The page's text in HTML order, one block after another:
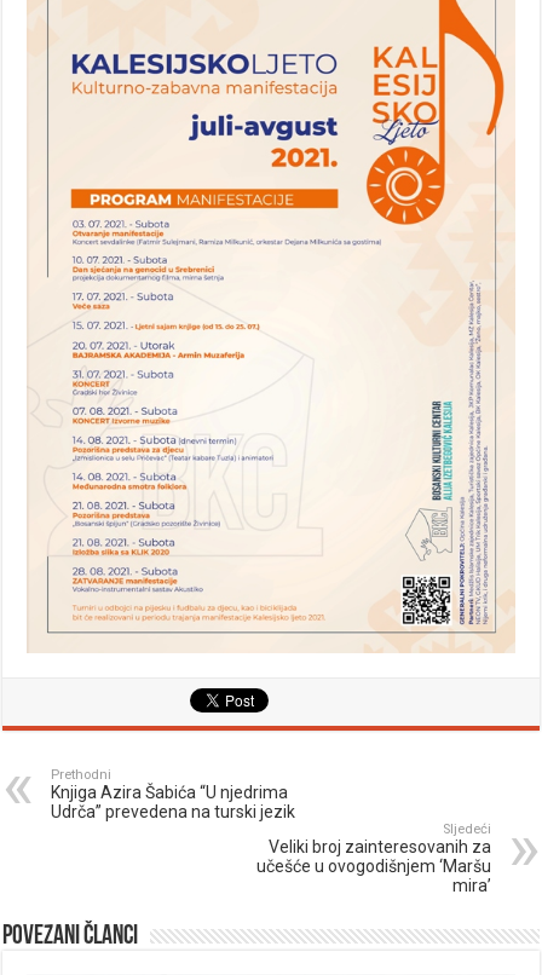
Prethodni
Knjiga Azira Šabića “U njedrima
Udrča” prevedena na turski jezik
Sljedeći
Veliki broj zainteresovanih za
učešće u ovogodišnjem ‘Maršu
mira’
Povezani članci